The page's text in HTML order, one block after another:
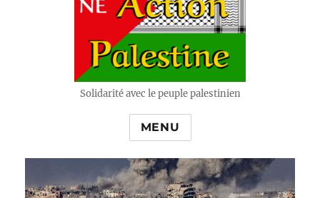
Solidarité avec le peuple palestinien
MENU